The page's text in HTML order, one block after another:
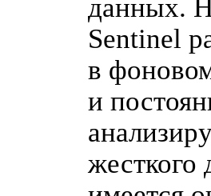
данных.
Sentinel
в
и
жесткого